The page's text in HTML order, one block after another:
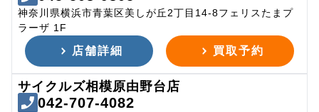
神奈川県横浜市青葉区美しが丘2丁目14-8フェリスたまプ
ラーザ 1F
店舗詳細 買取予約
サイクルズ相模原由野台店
042-707-4082